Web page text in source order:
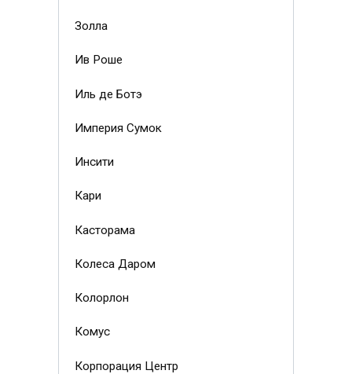
Золла
Ив Роше
Иль де Ботэ
Империя Сумок
Инсити
Кари
Касторама
Колеса Даром
Колорлон
Комус
Корпорация Центр